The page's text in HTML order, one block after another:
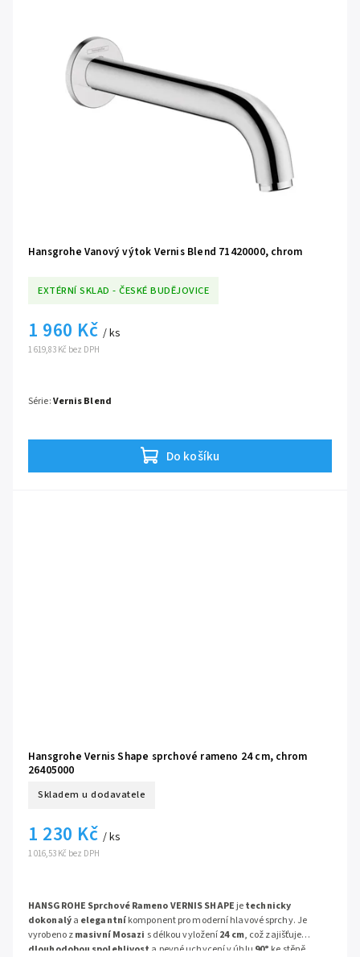
Hansgrohe Vanový výtok Vernis Blend 71420000, chrom
EXTÉRNÍ SKLAD - ČESKÉ BUDĚJOVICE
1 619,83 Kč bez DPH
1 960 Kč / ks
Do košíku
Série:Vernis Blend
Hansgrohe Vernis Shape sprchové rameno 24 cm, chrom
26405000
Skladem u dodavatele
1 016,53 Kč bez DPH
1 230 Kč / ks
HANSGROHE Sprchové Rameno VERNIS SHAPEjetechnicky
dokonalýa elegantníkomponent pro moderní hlavové sprchy. Je
vyrobeno zmasivní Mosazi s délkou vyložení24 cm, což zajišťuje
dlouhodobou spolehlivost a pevné uchycení v úhlu 90° ke stěně.